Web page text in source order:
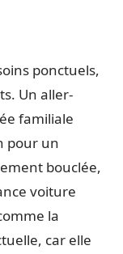
ponctuels,
Un aller-
familiale
pour un
bouclée,
voiture
la
car elle